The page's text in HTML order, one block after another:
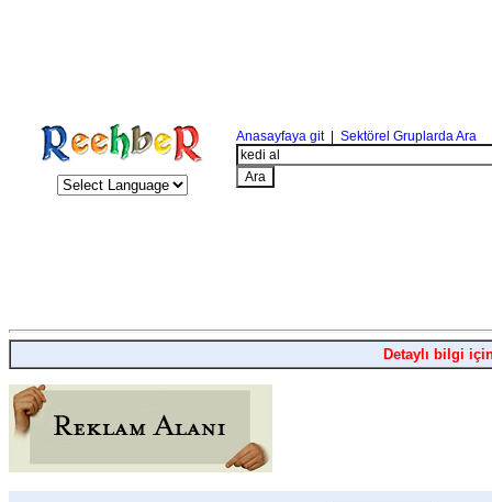
Anasayfaya git| Sektörel Gruplarda Ara
Detaylı bilgi